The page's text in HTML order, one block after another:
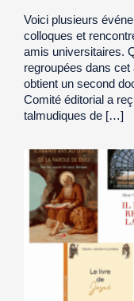
Voici plusieurs
colloques et
amis universitaires.
regroupées dans
obtient un second
Comité éditorial a
talmudiques de […]